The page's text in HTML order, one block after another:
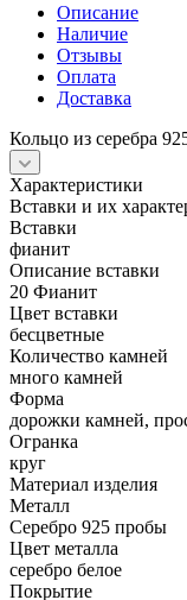
Описание
Наличие
Отзывы
Оплата
Доставка
Кольцо из серебра
Характеристики
Вставки и их
Вставки
фианит
Описание вставки
20 Фианит
Цвет вставки
бесцветные
Количество камней
много камней
Форма
дорожки камней,
Огранка
круг
Материал изделия
Металл
Серебро 925 пробы
Цвет металла
серебро белое
Покрытие